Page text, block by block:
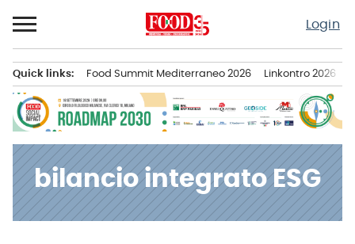
al
contenuto
Login
principale
Quick links: Food Summit Mediterraneo 2026 Linkontro 2026
bilancio integrato ESG